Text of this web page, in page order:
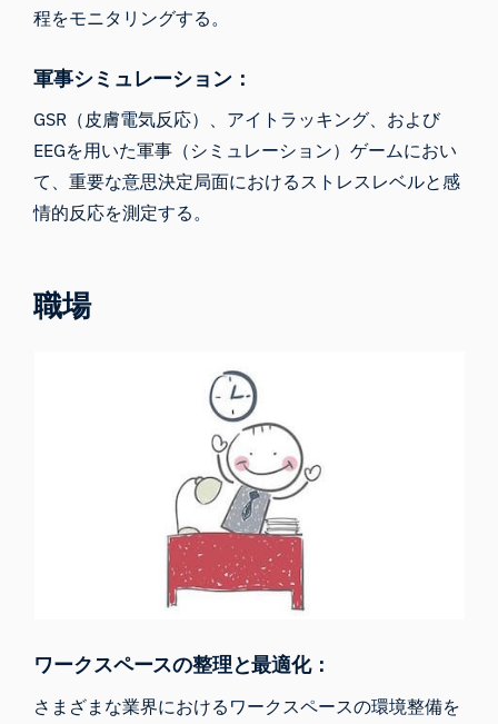
程をモニタリングする。
軍事シミュレーション：
GSR（皮膚電気反応）、アイトラッキング、および
EEGを用いた軍事（シミュレーション）ゲームにおい
て、重要な意思決定局面におけるストレスレベルと感
情的反応を測定する。
職場
ワークスペースの整理と最適化：
さまざまな業界におけるワークスペースの環境整備を